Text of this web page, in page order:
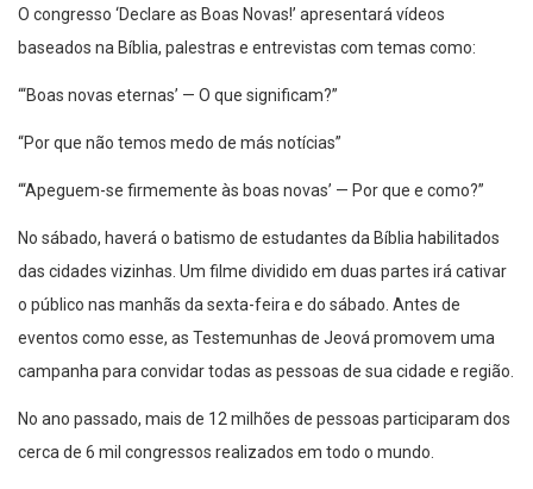
O congresso ‘Declare as Boas Novas!’ apresentará vídeos
baseados na Bíblia, palestras e entrevistas com temas como:
“‘Boas novas eternas’ — O que significam?”
“Por que não temos medo de más notícias”
“‘Apeguem-se firmemente às boas novas’ — Por que e como?”
No sábado, haverá o batismo de estudantes da Bíblia habilitados
das cidades vizinhas. Um filme dividido em duas partes irá cativar
o público nas manhãs da sexta-feira e do sábado. Antes de
eventos como esse, as Testemunhas de Jeová promovem uma
campanha para convidar todas as pessoas de sua cidade e região.
No ano passado, mais de 12 milhões de pessoas participaram dos
cerca de 6 mil congressos realizados em todo o mundo.